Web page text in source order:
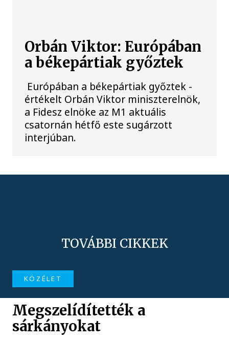
Orbán Viktor: Európában
a békepártiak győztek
Európában a békepártiak győztek -
értékelt Orbán Viktor miniszterelnök,
a Fidesz elnöke az M1 aktuális
csatornán hétfő este sugárzott
interjúban.
TOVÁBBI CIKKEK
KÖZÉLET
Megszelídítették a
sárkányokat